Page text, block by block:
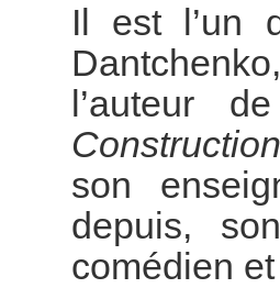
Il est l’un
l’auteur
son
depuis,
comédien